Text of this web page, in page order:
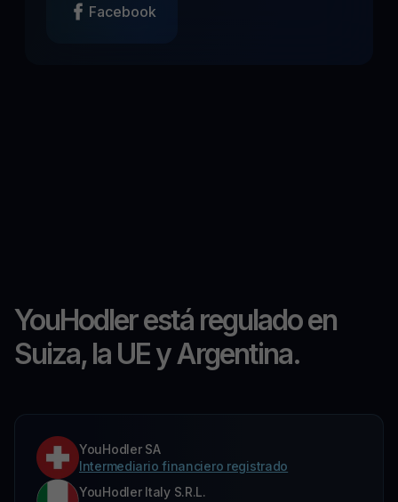
Facebook
YouHodler está regulado en
Suiza, la UE y Argentina.
YouHodler SA
Intermediario financiero registrado
YouHodler Italy S.R.L.